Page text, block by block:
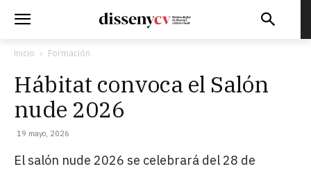
Inicio Formación
Hábitat convoca el Salón
nude 2026
19 mayo, 2026
El salón nude 2026 se celebrará del 28 de